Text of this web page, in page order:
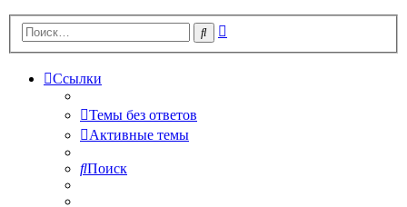
Поиск
Ссылки
Темы без ответов
Активные темы
Поиск